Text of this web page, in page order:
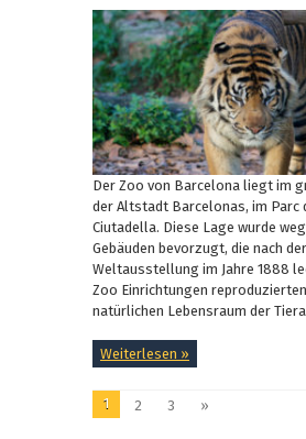
Der Zoo von Barcelona liegt im
der Altstadt Barcelonas, im Parc
Ciutadella. Diese Lage wurde
Gebäuden bevorzugt, die nach der
Weltausstellung im Jahre 1888
Zoo Einrichtungen
natürlichen Lebensraum der
Weiterlesen »
1 2 3 »